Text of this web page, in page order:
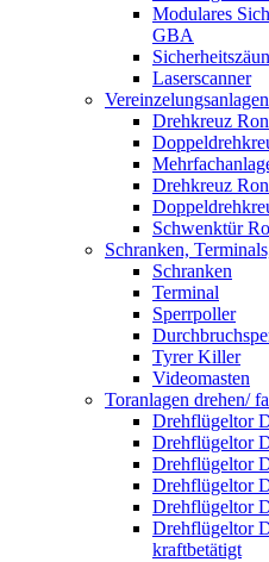
Modulares
GBA
Laserscanner
Vereinzelungsanlagen
Drehkreuz
Drehkreuz
Schwenktür
Schranken,
Schranken
Terminal
Sperrpoller
Tyrer Killer
Videomasten
Toranlagen drehen/
Drehflügeltor
Drehflügeltor
Drehflügeltor
Drehflügeltor
Drehflügeltor
Drehflügeltor
kraftbetätigt